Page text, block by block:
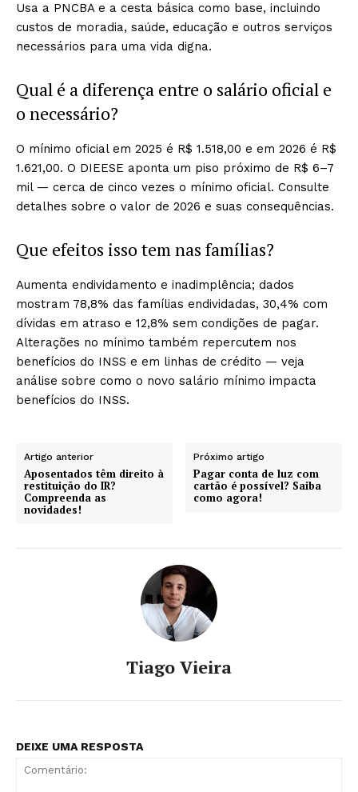
Usa a PNCBA e a cesta básica como base, incluindo
custos de moradia, saúde, educação e outros serviços
necessários para uma vida digna.
Qual é a diferença entre o salário oficial e
o necessário?
O mínimo oficial em 2025 é R$ 1.518,00 e em 2026 é R$
1.621,00. O DIEESE aponta um piso próximo de R$ 6–7
mil — cerca de cinco vezes o mínimo oficial. Consulte
detalhes sobre o valor de 2026 e suas consequências.
Que efeitos isso tem nas famílias?
Aumenta endividamento e inadimplência; dados
mostram 78,8% das famílias endividadas, 30,4% com
dívidas em atraso e 12,8% sem condições de pagar.
Alterações no mínimo também repercutem nos
benefícios do INSS e em linhas de crédito — veja
análise sobre como o novo salário mínimo impacta
benefícios do INSS.
Artigo anterior
Aposentados têm direito à
restituição do IR?
Compreenda as
novidades!
Próximo artigo
Pagar conta de luz com
cartão é possível? Saiba
como agora!
Tiago Vieira
DEIXE UMA RESPOSTA